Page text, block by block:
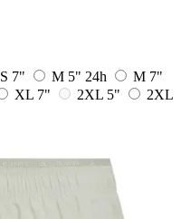
S 7" M 5" 24h
M 7"
XL 7" 2XL 5"
2XL